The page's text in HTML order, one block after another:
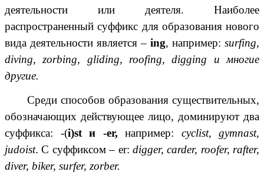
деятельности или деятеля. Наиболее
распространенный суффикс для образования нового
вида деятельности является – ing, например: surfing,
diving, zorbing, gliding, roofing, digging и многие
другие.
Среди способов образования существительных,
обозначающих действующее лицо, доминируют два
суффикса: -(i)st и -er, например: cyclist, gymnast,
judoist. С суффиксом – er: digger, carder, roofer, rafter,
diver, biker, surfer, zorber.